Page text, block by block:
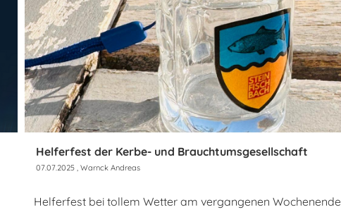
Helferfest der Kerbe- und Brauchtumsgesellschaft
07.07.2025, Warnck Andreas
Helferfest bei tollem Wetter am vergangenen Wochenende